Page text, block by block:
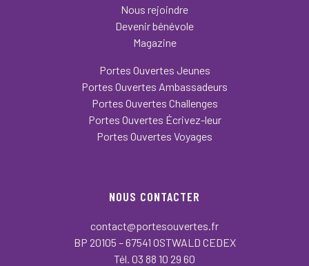
Nous rejoindre
Devenir bénévole
Magazine
Portes Ouvertes Jeunes
Portes Ouvertes Ambassadeurs
Portes Ouvertes Challenges
Portes Ouvertes Écrivez-leur
Portes Ouvertes Voyages
NOUS CONTACTER
contact@portesouvertes.fr
BP 20105 – 67541 OSTWALD CEDEX
Tél. 03 88 10 29 60